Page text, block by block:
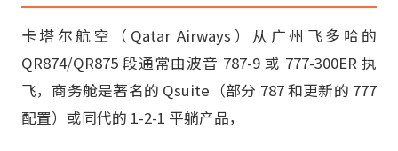
卡塔尔航空（Qatar Airways）从广州飞多哈的
QR874/QR875 段通常由波音 787-9 或 777-300ER 执
飞，商务舱是著名的 Qsuite（部分 787 和更新的 777
配置）或同代的 1-2-1 平躺产品，